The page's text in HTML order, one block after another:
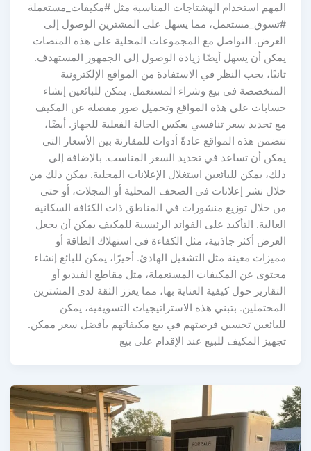
المهم استخدام الهشتاجات المناسبة مثل #مكيفات_مستعملة
#تسوق_مستعمل، مما يسهل على المشترين الوصول إلى
العرض. التواصل مع المجموعات المحلية على هذه المنصات
يمكن أن يسهل أيضًا زيادة الوصول إلى الجمهور المستهدف.
ثانيًا، يجب النظر في الاستفادة من المواقع الإلكترونية
المتخصصة في بيع وشراء المستعمل. يمكن للبائعين إنشاء
حسابات على هذه المواقع وتحميل صور مفصلة عن المكيف
مع تحديد سعر تنافسي يعكس الحالة الفعلية للجهاز. أيضًا،
تتضمن هذه المواقع عادةً أدوات للمقارنة بين الأسعار التي
يمكن أن تساعد في تحديد السعر المناسب. بالإضافة إلى
ذلك، يمكن للبائعين استغلال الإعلانات المحلية. يمكن ذلك من
خلال نشر إعلانات في الصحف المحلية أو المجلات، أو حتى
من خلال توزيع منشورات في المناطق ذات الكثافة السكانية
العالية. التأكيد على الفوائد الرئيسية للمكيف يمكن أن يجعل
العرض أكثر جاذبية، مثل الكفاءة في استهلاك الطاقة أو
مميزات معينة مثل التشغيل الهادئ. أخيرًا، يمكن للبائع إنشاء
محتوى عن المكيفات المستعملة، مثل مقاطع الفيديو أو
التقارير حول كيفية العناية بها، مما يعزز الثقة لدى المشترين
المحتملين. بتبني هذه الاستراتيجيات التسويقية، يمكن
للبائعين تحسين فرصتهم في بيع مكيفاتهم بأفضل سعر ممكن.
تجهيز المكيف للبيع عند الإقدام على بيع